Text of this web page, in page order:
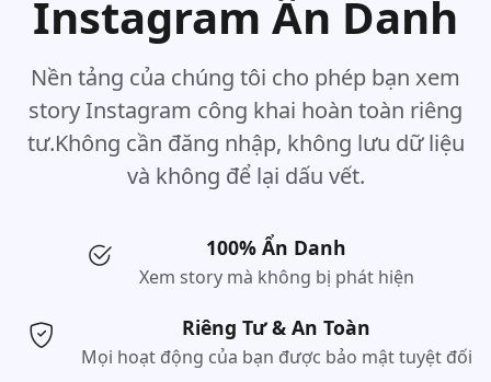
Instagram Ẩn Danh
Nền tảng của chúng tôi cho phép bạn xem
story Instagram công khai hoàn toàn riêng
tư.Không cần đăng nhập, không lưu dữ liệu
và không để lại dấu vết.
100% Ẩn Danh
Xem story mà không bị phát hiện
Riêng Tư & An Toàn
Mọi hoạt động của bạn được bảo mật tuyệt đối